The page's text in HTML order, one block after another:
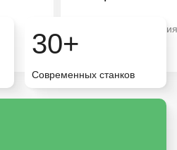
Типовая продукция
30+
Современных станков